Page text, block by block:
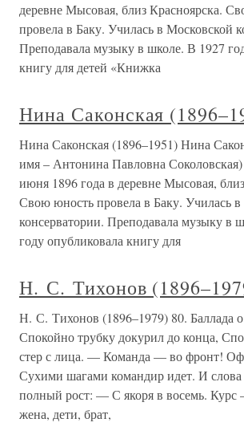
деревне Мысовая, близ Красноярска.
провела в Баку. Училась в Московской
Преподавала музыку в школе. В 1927
книгу для детей «Книжка
Нина Саконская
Нина Саконская (1896–1951) Нина
имя – Антонина Павловна Соколовская)
июня 1896 года в деревне Мысовая,
Свою юность провела в Баку. Училась
консерватории. Преподавала музыку в
году опубликовала книгу для
Н. С. Тихонов
Н. С. Тихонов (1896–1979) 80. Баллада о
Спокойно трубку докурил до конца,
стер с лица. — Команда — во фронт!
Сухими шагами командир идет. И слова
полный рост: — С якоря в восемь.
жена, дети, брат,